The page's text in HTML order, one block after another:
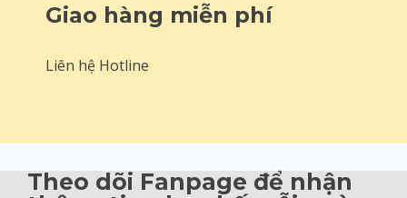
Giao hàng miễn phí
Liên hệ Hotline
Theo dõi Fanpage để nhận